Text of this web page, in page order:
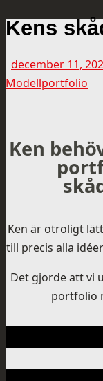
Kens
december 11,
Modellportfolio
Ken
Ken är otroligt
till precis alla
Det gjorde att vi
portfolio